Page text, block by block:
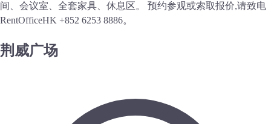
间、会议室、全套家具、休息区。 预约参观或索取报价,请致电
RentOfficeHK +852 6253 8886。
荆威广场